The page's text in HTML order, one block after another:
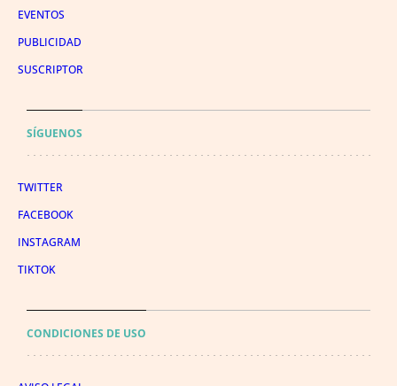
EVENTOS
PUBLICIDAD
SUSCRIPTOR
SÍGUENOS
TWITTER
FACEBOOK
INSTAGRAM
TIKTOK
CONDICIONES DE USO